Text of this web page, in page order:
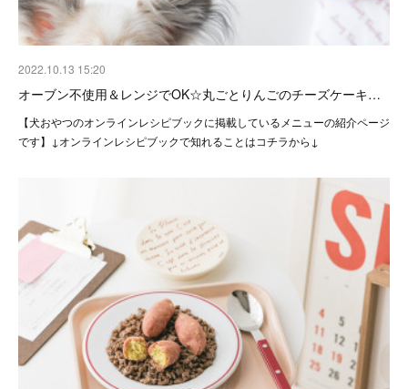
2022.10.13 15:20
オーブン不使用＆レンジでOK☆丸ごとりんごのチーズケーキ…
【犬おやつのオンラインレシピブックに掲載しているメニューの紹介ページ
です】↓オンラインレシピブックで知れることはコチラから↓